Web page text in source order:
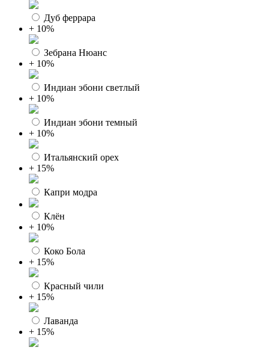
Дуб феррара
+ 10%
Зебрана Нюанс
+ 10%
Индиан эбони светлый
+ 10%
Индиан эбони темный
+ 10%
Итальянский орех
+ 15%
Капри модра
Клён
+ 10%
Коко Бола
+ 15%
Красный чили
+ 15%
Лаванда
+ 15%